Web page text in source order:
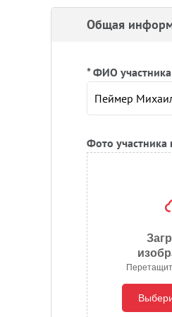
Общая
* ФИО
Фото участника